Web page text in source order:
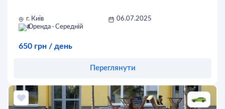
г. Київ
06.07.2025
Оренда · Середній
650 грн / день
Переглянути
Оставить заявку